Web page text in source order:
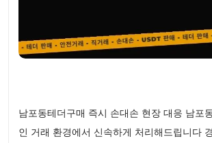
남포동테더구매 즉시 손대손 현장 대응 남포
인 거래 환경에서 신속하게 처리해드립니다